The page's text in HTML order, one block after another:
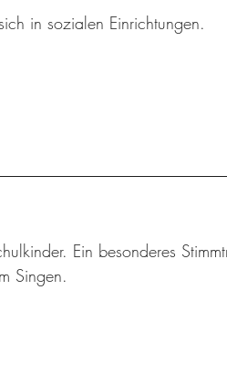
in sozialen Einrichtungen.
Ein besonderes
Singen.